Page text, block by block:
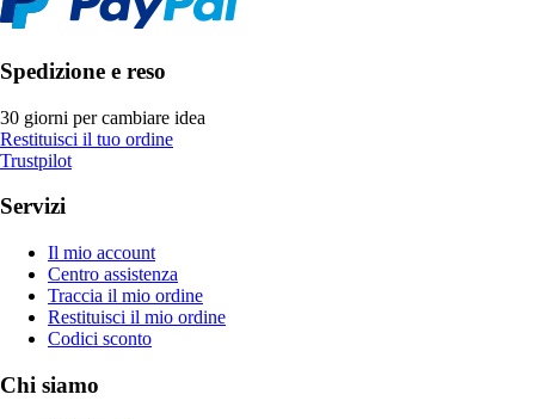
Spedizione e reso
30 giorni per cambiare idea
Restituisci il tuo ordine
Trustpilot
Servizi
Il mio account
Centro assistenza
Traccia il mio ordine
Restituisci il mio ordine
Codici sconto
Chi siamo